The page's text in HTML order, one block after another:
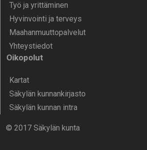
Työ ja yrittä­minen
Hyvinvointi ja terveys
Maahanmuuttopalvelut
Yhteystiedot
Oikopolut
Kartat
Säkylän kunnankirjasto
Säkylän kunnan intra
© 2017 Säkylän kunta